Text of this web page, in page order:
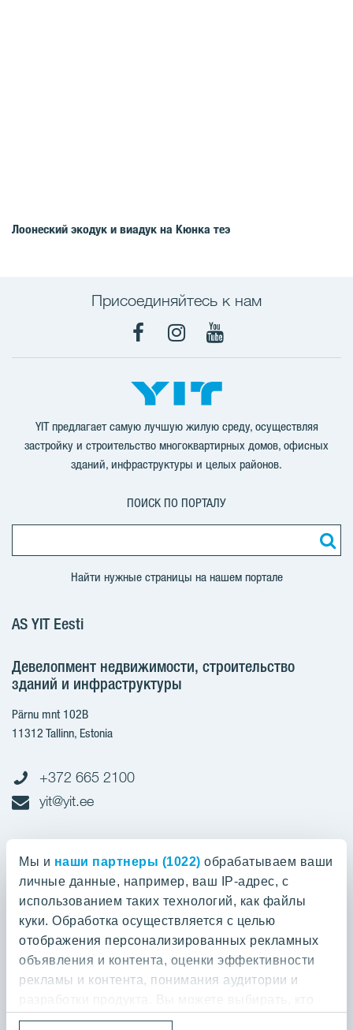
Мы и наши партнеры (1022) обрабатываем ваши
личные данные, например, ваш IP-адрес, с
использованием таких технологий, как файлы
куки. Обработка осуществляется с целью
отображения персонализированных рекламных
объявления и контента, оценки эффективности
рекламы и контента, понимания аудитории и
разработки продукта. Вы можете выбирать, кто
может использовать ваши данные и для каких
Лоонеский экодук и виадук на Кюнка теэ
Присоединяйтесь к нам
FacebookInstagram
YouTube
YIT предлагает самую лучшую жилую среду, осуществляя
застройку и строительство многоквартирных домов, офисных
зданий, инфраструктуры и целых районов.
ПОИСК ПО ПОРТАЛУ
Найти нужные страницы на нашем портале
AS YIT Eesti
Девелопмент недвижимости, строительство
зданий и инфраструктуры
Pärnu mnt 102B
11312 Tallinn, Estonia
+372 665 2100
yit@yit.ee
Cчет-фактура
Регистрационный номер: 10093801
pdfinvoices.yit.eesti@bscs.basware.com
О предприятии
Кодекс норм поведения